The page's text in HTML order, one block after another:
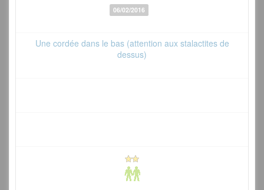
06/02/2016
Une cordée dans le bas (attention aux stalactites de
dessus)